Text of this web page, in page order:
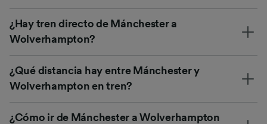
¿Hay tren directo de Mánchester a
Wolverhampton?
¿Qué distancia hay entre Mánchester y
Wolverhampton en tren?
¿Cómo ir de Mánchester a Wolverhampton